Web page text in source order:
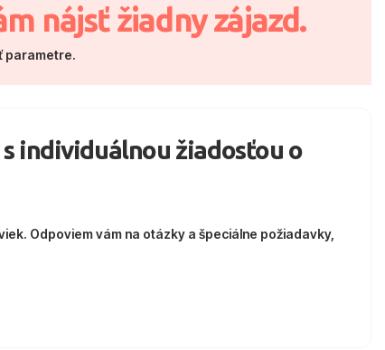
nájsť žiadny zájazd.
parametre.
individuálnou žiadosťou o
Odpoviem vám na otázky a špeciálne požiadavky,